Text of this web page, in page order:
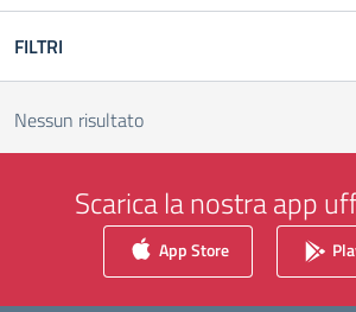
FILTRI
Nessun risultato
Scarica la nostra app
App Store